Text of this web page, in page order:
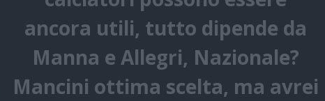
ancora utili, tutto dipende da
Manna e Allegri, Nazionale?
Mancini ottima scelta, ma avrei